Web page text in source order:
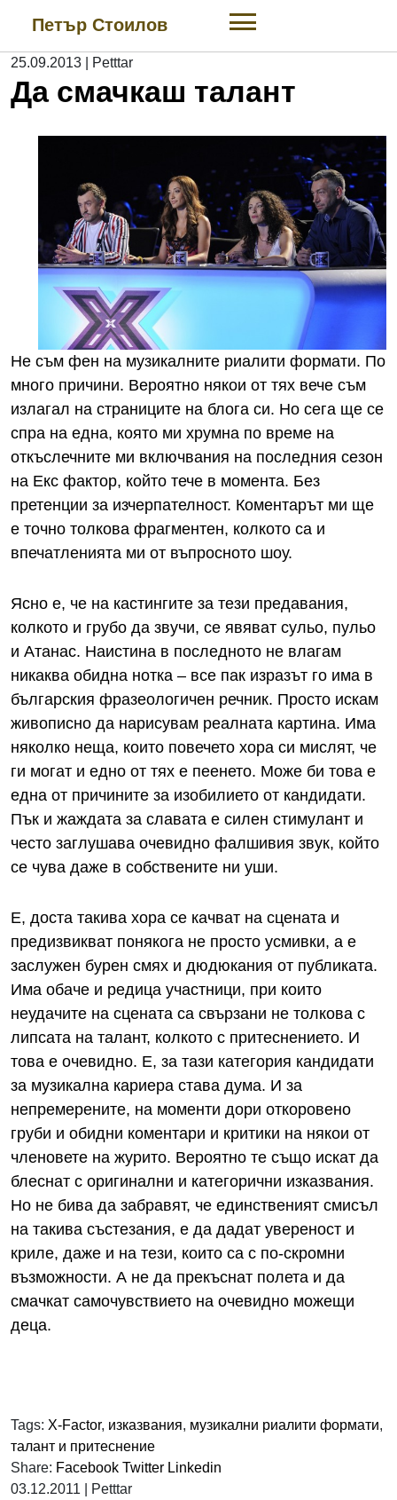
content
Петър Стоилов
25.09.2013 Petttar
Да смачкаш талант
Не съм фен на музикалните риалити формати. По
много причини. Вероятно някои от тях вече съм
излагал на страниците на блога си. Но сега ще се
спра на една, която ми хрумна по време на
откъслечните ми включвания на последния сезон
на Екс фактор, който тече в момента. Без
претенции за изчерпателност. Коментарът ми ще
е точно толкова фрагментен, колкото са и
впечатленията ми от въпросното шоу.
Ясно е, че на кастингите за тези предавания,
колкото и грубо да звучи, се явяват сульо, пульо
и Атанас. Наистина в последното не влагам
никаква обидна нотка – все пак изразът го има в
българския фразеологичен речник. Просто искам
живописно да нарисувам реалната картина. Има
няколко неща, които повечето хора си мислят, че
ги могат и едно от тях е пеенето. Може би това е
една от причините за изобилието от кандидати.
Пък и жаждата за славата е силен стимулант и
често заглушава очевидно фалшивия звук, който
се чува даже в собствените ни уши.
Е, доста такива хора се качват на сцената и
предизвикват понякога не просто усмивки, а е
заслужен бурен смях и дюдюкания от публиката.
Има обаче и редица участници, при които
неудачите на сцената са свързани не толкова с
липсата на талант, колкото с притеснението. И
това е очевидно. Е, за тази категория кандидати
за музикална кариера става дума. И за
непремерените, на моменти дори откоровено
груби и обидни коментари и критики на някои от
членовете на журито. Вероятно те също искат да
блеснат с оригинални и категорични изказвания.
Но не бива да забравят, че единственият смисъл
на такива състезания, е да дадат увереност и
криле, даже и на тези, които са с по-скромни
възможности. А не да прекъснат полета и да
смачкат самочувствието на очевидно можещи
деца.
Tags: X-Factor, изказвания, музикални риалити формати,
талант и притеснение
Share: Facebook Twitter Linkedin
03.12.2011
Petttar